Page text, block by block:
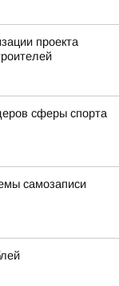
проекта
сферы спорта
самозаписи